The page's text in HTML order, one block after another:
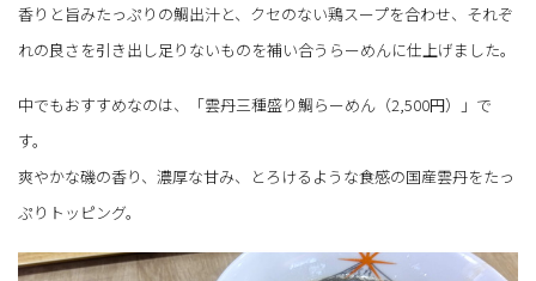
香りと旨みたっぷりの鯛出汁と、クセのない鶏スープを合わせ、それぞ
れの良さを引き出し足りないものを補い合うらーめんに仕上げました。
中でもおすすめなのは、「雲丹三種盛り鯛らーめん（2,500円）」で
す。
爽やかな磯の香り、濃厚な甘み、とろけるような食感の国産雲丹をたっ
ぷりトッピング。